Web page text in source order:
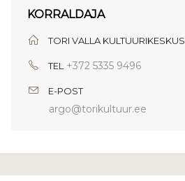
KORRALDAJA
TORI VALLA KULTUURIKESKUS
TEL +372 5335 9496
E-POST
argo@torikultuur.ee